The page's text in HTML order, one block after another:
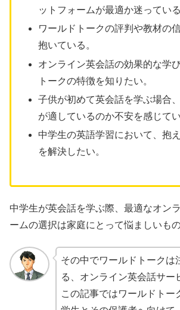
ットフォームが最適か迷っている
ワールドトークの評判や教材の
抱いている。
オンライン英会話の効果的な学
トークの特徴を知りたい。
子供が初めて英会話を学ぶ場合
が適しているのか不安を感じてい
中学生の英語学習において、抱
を解決したい。
中学生が英会話を学ぶ際、最適なオン
ームの選択は家庭にとって悩ましいもの
その中でワールドトークは
る、オンライン英会話サー
この記事ではワールドトー